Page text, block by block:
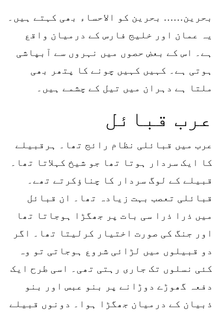
بحرین…… بحرین کو الاحساء بھی کہتے ہیں۔
یہ عمان اور خلیج فارس کے درمیان واقع
ہے۔ اس کے بعض حصوں میں نہروں سے آبپاشی
ہوتی ہے۔ کہیں کہیں چونے کا پتھر بھی
ملتا ہے دہران میں تیل کے چشمے ہیں۔
عرب قبائل
عرب میں قبائلی نظام رائج تھا۔ ہرقبیلے
کا ایک سردار ہوتا تھا جو شیخ کہلاتا تھا۔
قبیلے کے لوگ سردار کا چناؤکرتے تھے۔
قبائلی تعصب بہت زیادہ تھا۔ ان قبائل
میں ذرا ذرا سی بات پر جھگڑا ہوجاتا تھا
اور جنگ کی صورت اختیار کرلیتا تھا۔ اگر
دو قبیلوں میں لڑائی شروع ہوجاتی تو وہ
کئی نسلوں تک جاری رہتی تھی۔ اسی طرح ایک
دفعہ گھوڑے دوڑانے پر بنو عبس اور بنو
ذبیان کے درمیان جھگڑا ہوا۔ دونوں قبیلے